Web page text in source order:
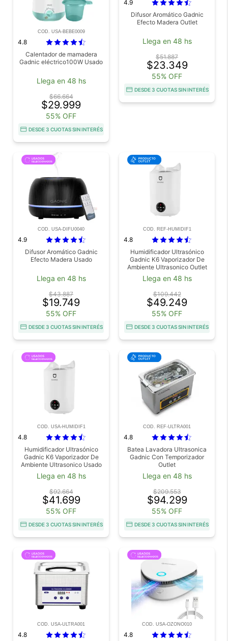
COD. USA-BEBE0009
4.8
Calentador de mamadera
Gadnic eléctrico100W Usado
Llega en 48 hs
$66.664
$29.999
55% OFF
DESDE 3 CUOTAS SIN INTERÉS
4.9
Difusor Aromático Gadnic
Efecto Madera Outlet
Llega en 48 hs
$51.887
$23.349
55% OFF
DESDE 3 CUOTAS SIN INTERÉS
COD. USA-DIFU0040
4.9
Difusor Aromático Gadnic
Efecto Madera Usado
Llega en 48 hs
$43.887
$19.749
55% OFF
DESDE 3 CUOTAS SIN INTERÉS
COD. REF-HUMIDIF1
4.8
Humidificador Ultrasónico
Gadnic K6 Vaporizador De
Ambiente Ultrasonico Outlet
Llega en 48 hs
$109.442
$49.249
55% OFF
DESDE 3 CUOTAS SIN INTERÉS
COD. USA-HUMIDIF1
4.8
Humidificador Ultrasónico
Gadnic K6 Vaporizador De
Ambiente Ultrasonico Usado
Llega en 48 hs
$92.664
$41.699
55% OFF
DESDE 3 CUOTAS SIN INTERÉS
COD. REF-ULTRA001
4.8
Batea Lavadora Ultrasonica
Gadnic Con Temporizador
Outlet
Llega en 48 hs
$209.553
$94.299
55% OFF
DESDE 3 CUOTAS SIN INTERÉS
COD. USA-ULTRA001
4.8
COD. USA-OZONO010
4.8